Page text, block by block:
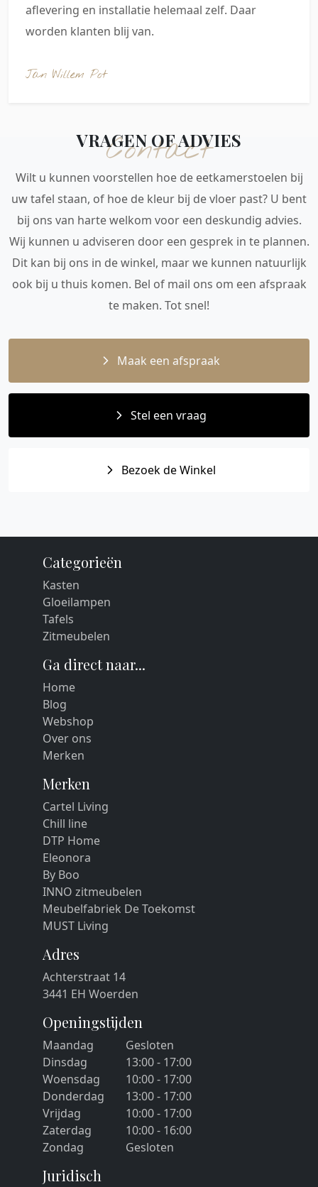
aflevering en installatie helemaal zelf. Daar
worden klanten blij van.
Jan Willem Pot
Contact
VRAGEN OF ADVIES
Wilt u kunnen voorstellen hoe de eetkamerstoelen bij
uw tafel staan, of hoe de kleur bij de vloer past? U bent
bij ons van harte welkom voor een deskundig advies.
Wij kunnen u adviseren door een gesprek in te plannen.
Dit kan bij ons in de winkel, maar we kunnen natuurlijk
ook bij u thuis komen. Bel of mail ons om een afspraak
te maken. Tot snel!
Maak een afspraak
Stel een vraag
Bezoek de Winkel
Categorieën
Kasten
Gloeilampen
Tafels
Zitmeubelen
Ga direct naar...
Home
Blog
Webshop
Over ons
Merken
Merken
Cartel Living
Chill line
DTP Home
Eleonora
By Boo
INNO zitmeubelen
Meubelfabriek De Toekomst
MUST Living
Adres
Achterstraat 14
3441 EH Woerden
Openingstijden
Maandag
Gesloten
Dinsdag
13:00 - 17:00
Woensdag
10:00 - 17:00
Donderdag
13:00 - 17:00
Vrijdag
10:00 - 17:00
Zaterdag
10:00 - 16:00
Zondag
Gesloten
Juridisch